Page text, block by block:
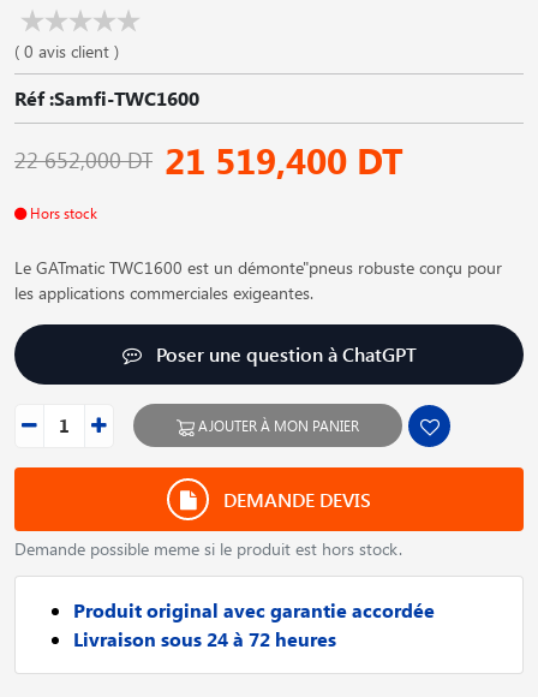
( 0 avis client )
Réf :Samfi-TWC1600
22 652,000 DT 21 519,400 DT
Hors stock
Le GATmatic TWC1600 est un démonte"pneus robuste conçu pour
les applications commerciales exigeantes.
Poser une question à ChatGPT
AJOUTER À MON PANIER
DEMANDE DEVIS
Demande possible meme si le produit est hors stock.
Produit original avec garantie accordée
Livraison sous 24 à 72 heures